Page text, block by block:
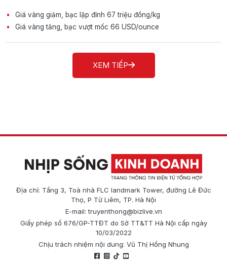
Giá vàng giảm, bạc lập đỉnh 67 triệu đồng/kg
Giá vàng tăng, bạc vượt mốc 66 USD/ounce
XEM TIẾP
Địa chỉ: Tầng 3, Toà nhà FLC landmark Tower, đường Lê Đức
Thọ, P Từ Liêm, TP. Hà Nội
E-mail:truyenthong@bizlive.vn
Giấy phép số 676/GP-TTĐT do Sở TT&TT Hà Nội cấp ngày
10/03/2022
Chịu trách nhiệm nội dung: Vũ Thị Hồng Nhung